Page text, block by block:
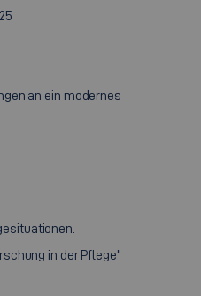
an ein modernes
in der Pflege"